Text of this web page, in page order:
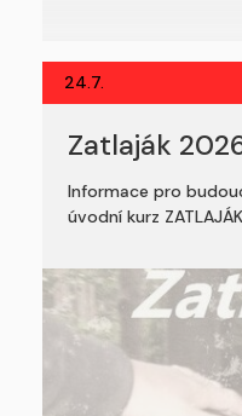
24.7.
Zatlaják
Informace pro
úvodní kurz ZATLAJÁK